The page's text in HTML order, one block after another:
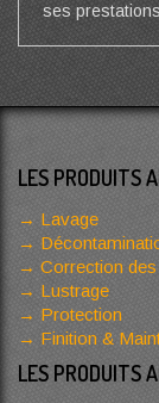
ses
LES PRODUITS
Lavage
Correction
Lustrage
Protection
Finition &
LES PRODUITS